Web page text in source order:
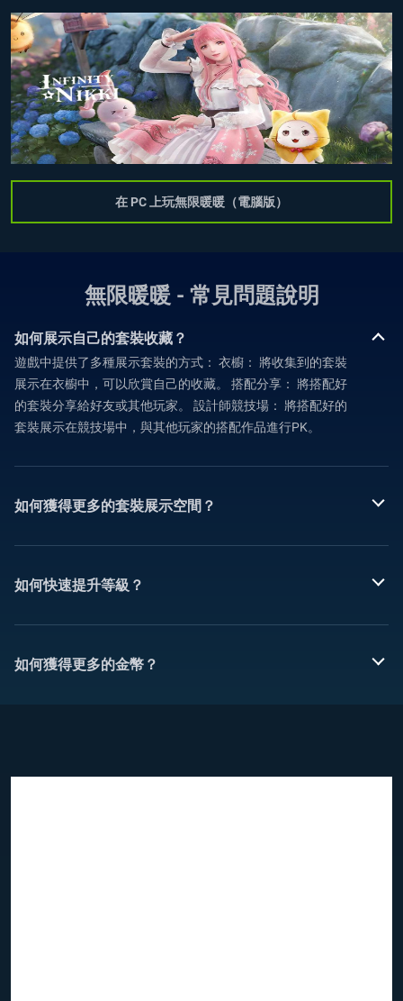
在 PC 上玩無限暖暖（電腦版）
無限暖暖 - 常見問題說明
如何展示自己的套裝收藏？
遊戲中提供了多種展示套裝的方式： 衣櫥： 將收集到的套裝
展示在衣櫥中，可以欣賞自己的收藏。 搭配分享： 將搭配好
的套裝分享給好友或其他玩家。 設計師競技場： 將搭配好的
套裝展示在競技場中，與其他玩家的搭配作品進行PK。
如何獲得更多的套裝展示空間？
如何快速提升等級？
如何獲得更多的金幣？